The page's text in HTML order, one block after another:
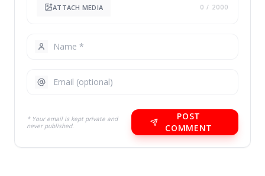
ATTACH MEDIA 0 / 2000
* Your email is kept private and
never published.
POST
COMMENT